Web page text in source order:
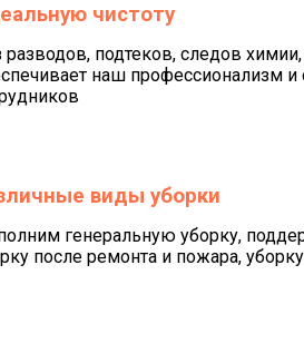
чистоту
разводов, подтеков, следов
наш профессионализм
виды уборки
генеральную уборку,
после ремонта и пожара,